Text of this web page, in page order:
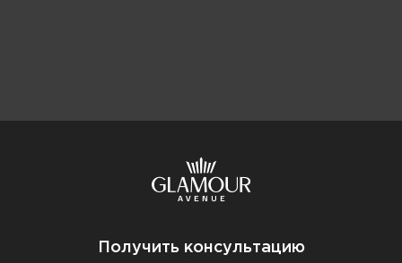
Получить консультацию